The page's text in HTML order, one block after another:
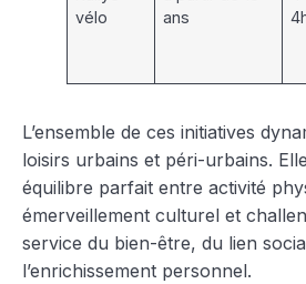
vélo
ans
L’ensemble de ces initiatives
loisirs urbains et péri-urbains.
équilibre parfait entre activité
émerveillement culturel et
service du bien-être, du lien
l’enrichissement personnel.